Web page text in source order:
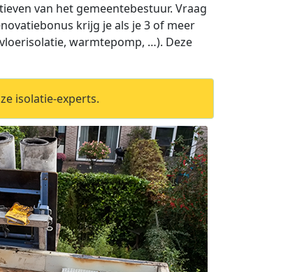
van het gemeentebestuur. Vraag
krijg je als je 3 of meer
warmtepomp, …). Deze
isolatie-experts.